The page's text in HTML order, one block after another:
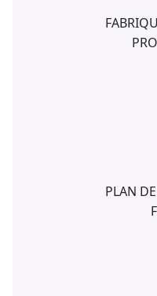
PLAN